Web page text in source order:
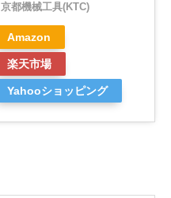
京都機械工具(KTC)
Amazon
楽天市場
Yahooショッピング